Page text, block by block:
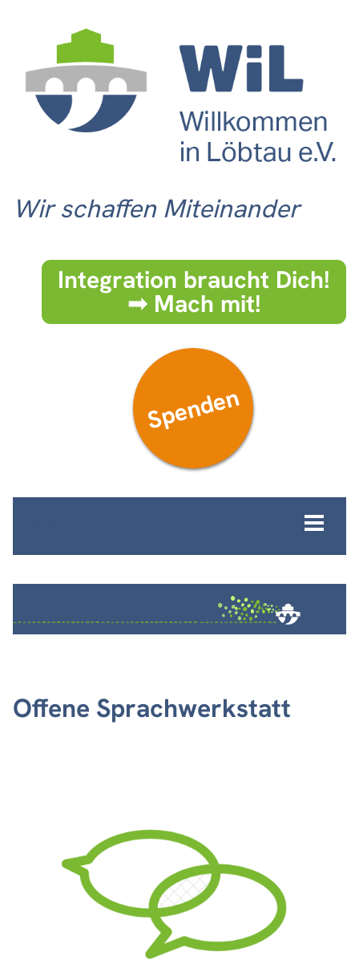
Wir schaffen Miteinander
Integration braucht Dich!
➟ Mach mit!
Spenden
Offene Sprachwerkstatt